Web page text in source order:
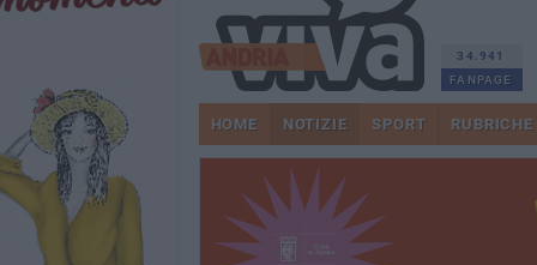
34.941
FANPAGE
HOME NOTIZIE SPORT RUBRICHE